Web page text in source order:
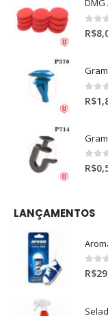
0
R$
0
R$
0
R$
LANÇAMENTOS
0
R$